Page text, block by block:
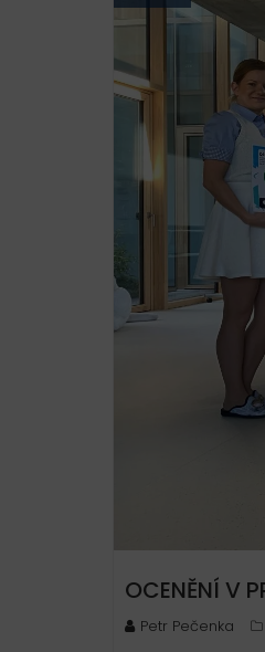
OCENĚNÍ V
Petr Pečenka